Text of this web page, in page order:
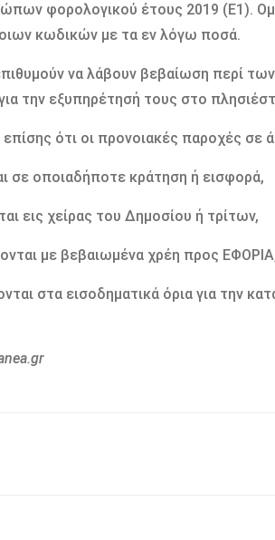
φορολογικού έτους 2019 (Ε1).
κωδικών με τα εν λόγω ποσά.
να λάβουν βεβαίωση περί
την εξυπηρέτησή τους στο
επίσης ότι οι προνοιακές παροχές σε
σε οποιαδήποτε κράτηση ή εισφορά,
εις χείρας του Δημοσίου ή τρίτων,
με βεβαιωμένα χρέη προς
στα εισοδηματικά όρια για την